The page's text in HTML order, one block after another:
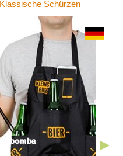
Klassische Schürzen